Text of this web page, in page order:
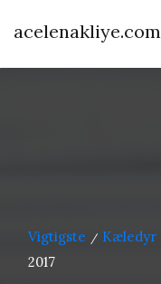
acelenakliye.com
Vigtigste / Kæledyr
2017